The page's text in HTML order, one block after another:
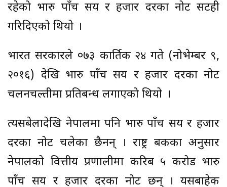
रहेको भारु पाँच सय र हजार दरका नोट सटही
गरिदिएको थियो ।
भारत सरकारले ०७३ कार्तिक २४ गते (नोभेम्बर ९,
२०१६) देखि भारु पाँच सय र हजार दरका नोट
चलनचल्तीमा प्रतिबन्ध लगाएको थियो ।
त्यसबेलादेखि नेपालमा पनि भारु पाँच सय र हजार
दरका नोट चलेका छैनन् । राष्ट्र बैंकका अनुसार
नेपालको वित्तीय प्रणालीमा करिब ५ करोड भारु
पाँच सय र हजार दरका नोट छन् । यसबाहेक